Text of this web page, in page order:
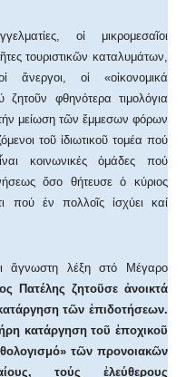
οἱ μικρομεσαῖοι
τουριστικῶν καταλυμάτων,
ἄνεργοι, οἱ «οἰκονομικά
ζητοῦν φθηνότερα τιμολόγια
μείωση τῶν ἔμμεσων φόρων
τοῦ ἰδιωτικοῦ τομέα πού
κοινωνικές ὁμάδες πού
ὅσο θήτευσε ὁ κύριος
πού ἐν πολλοῖς ἰσχύει καί
ἄγνωστη λέξη στό Μέγαρο
Πατέλης ζητοῦσε ἀνοικτά
τῶν ἐπιδοτήσεων.
κατάργηση τοῦ ἐποχικοῦ
τῶν προνοιακῶν
τούς ἐλεύθερους